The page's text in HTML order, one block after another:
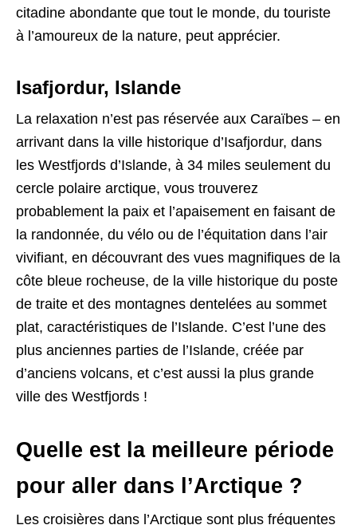
citadine abondante que tout le monde, du touriste
à l’amoureux de la nature, peut apprécier.
Isafjordur, Islande
La relaxation n’est pas réservée aux Caraïbes – en
arrivant dans la ville historique d’Isafjordur, dans
les Westfjords d’Islande, à 34 miles seulement du
cercle polaire arctique, vous trouverez
probablement la paix et l’apaisement en faisant de
la randonnée, du vélo ou de l’équitation dans l’air
vivifiant, en découvrant des vues magnifiques de la
côte bleue rocheuse, de la ville historique du poste
de traite et des montagnes dentelées au sommet
plat, caractéristiques de l’Islande. C’est l’une des
plus anciennes parties de l’Islande, créée par
d’anciens volcans, et c’est aussi la plus grande
ville des Westfjords !
Quelle est la meilleure période
pour aller dans l’Arctique ?
Les croisières dans l’Arctique sont plus fréquentes